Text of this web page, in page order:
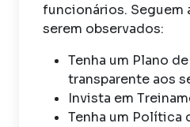
funcionários. Seguem
serem observados:
Tenha um Plano
transparente aos
Invista em
Tenha um Política